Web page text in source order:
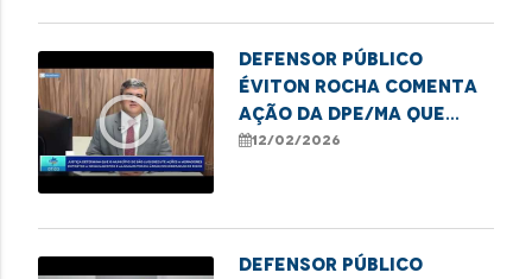
play_circle_outline
Defensor Público
Éviton Rocha comenta
ação da DPE/MA que
garante obras e
12/02/2026
Defensor Público